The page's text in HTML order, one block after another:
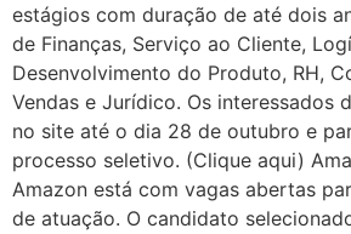
estágios com duração de até dois
de Finanças, Serviço ao Cliente,
Desenvolvimento do Produto, RH,
Vendas e Jurídico. Os interessados
no site até o dia 28 de outubro e
processo seletivo. (Clique aqui)
Amazon está com vagas abertas
de atuação. O candidato